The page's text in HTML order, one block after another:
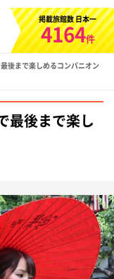
掲載旅館数 日本一
4164件
後まで楽しめるコンパニオン
最後まで楽し